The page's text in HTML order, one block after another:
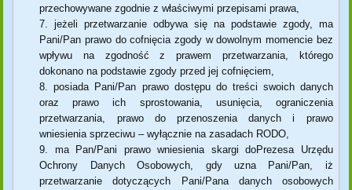
przechowywane zgodnie z właściwymi przepisami prawa,
jeżeli przetwarzanie odbywa się na podstawie zgody, ma
Pani/Pan prawo do cofnięcia zgody w dowolnym momencie bez
wpływu na zgodność z prawem przetwarzania, którego
dokonano na podstawie zgody przed jej cofnięciem,
posiada Pani/Pan prawo dostępu do treści swoich danych
oraz prawo ich sprostowania, usunięcia, ograniczenia
przetwarzania, prawo do przenoszenia danych i prawo
wniesienia sprzeciwu – wyłącznie na zasadach RODO,
ma Pan/Pani prawo wniesienia skargi doPrezesa Urzędu
Ochrony Danych Osobowych, gdy uzna Pani/Pan, iż
przetwarzanie dotyczących Pani/Pana danych osobowych